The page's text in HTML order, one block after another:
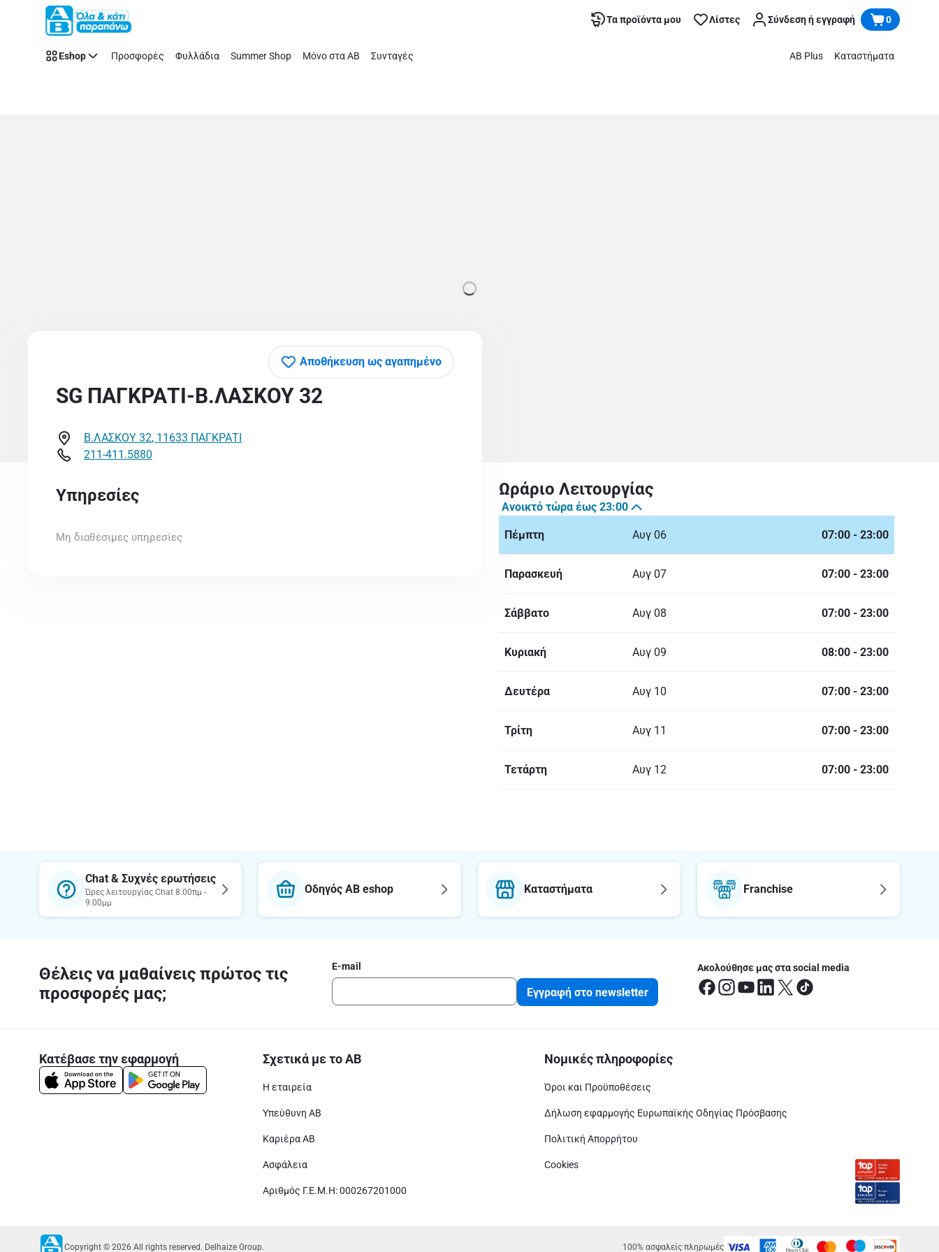
Παράλειψη Τα προϊόντα μου Λίστες Σύνδεση ή εγγραφή 0
Eshop Προσφορές Φυλλάδια Summer Shop Μόνο στα ΑΒ Συνταγές AB Plus Καταστήματα
Αποθήκευση ως αγαπημένο
SG ΠΑΓΚΡΑΤΙ-Β.ΛΑΣΚΟΥ 32
Β.ΛΑΣΚΟΥ 32, 11633 ΠΑΓΚΡΑΤΙ
211-411.5880
Υπηρεσίες
Μη διαθέσιμες υπηρεσίες
Ωράριο Λειτουργίας
Ανοικτό τώρα έως 23:00
Πέμπτη Αυγ 06 07:00 - 23:00
Παρασκευή Αυγ 07 07:00 - 23:00
Σάββατο Αυγ 08 07:00 - 23:00
Κυριακή Αυγ 09 08:00 - 23:00
Δευτέρα Αυγ 10 07:00 - 23:00
Τρίτη Αυγ 11 07:00 - 23:00
Τετάρτη Αυγ 12 07:00 - 23:00
Chat & Συχνές ερωτήσεις
Ώρες λειτουργίας Chat 8.00πμ -
9.00μμ
Οδηγός AB eshop Καταστήματα Franchise
Θέλεις να μαθαίνεις πρώτος τις
προσφορές μας;
E-mail
Εγγραφή στο newsletter
Ακολούθησε μας στα social media
Κατέβασε την εφαρμογή Σχετικά με το ΑΒ
Η εταιρεία
Υπεύθυνη ΑΒ
Καριέρα ΑΒ
Ασφάλεια
Αριθμός Γ.Ε.Μ.Η: 000267201000
Νομικές πληροφορίες
Όροι και Προϋποθέσεις
Δήλωση εφαρμογής Ευρωπαϊκής Οδηγίας Πρόσβασης
Πολιτική Απορρήτου
Cookies
Copyright © 2026 All rights reserved. Delhaize Group. 100% ασφαλείς πληρωμές